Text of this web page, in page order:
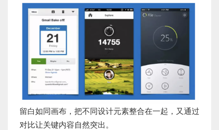
留白如同画布，把不同设计元素整合在一起，又通过
对比让关键内容自然突出。